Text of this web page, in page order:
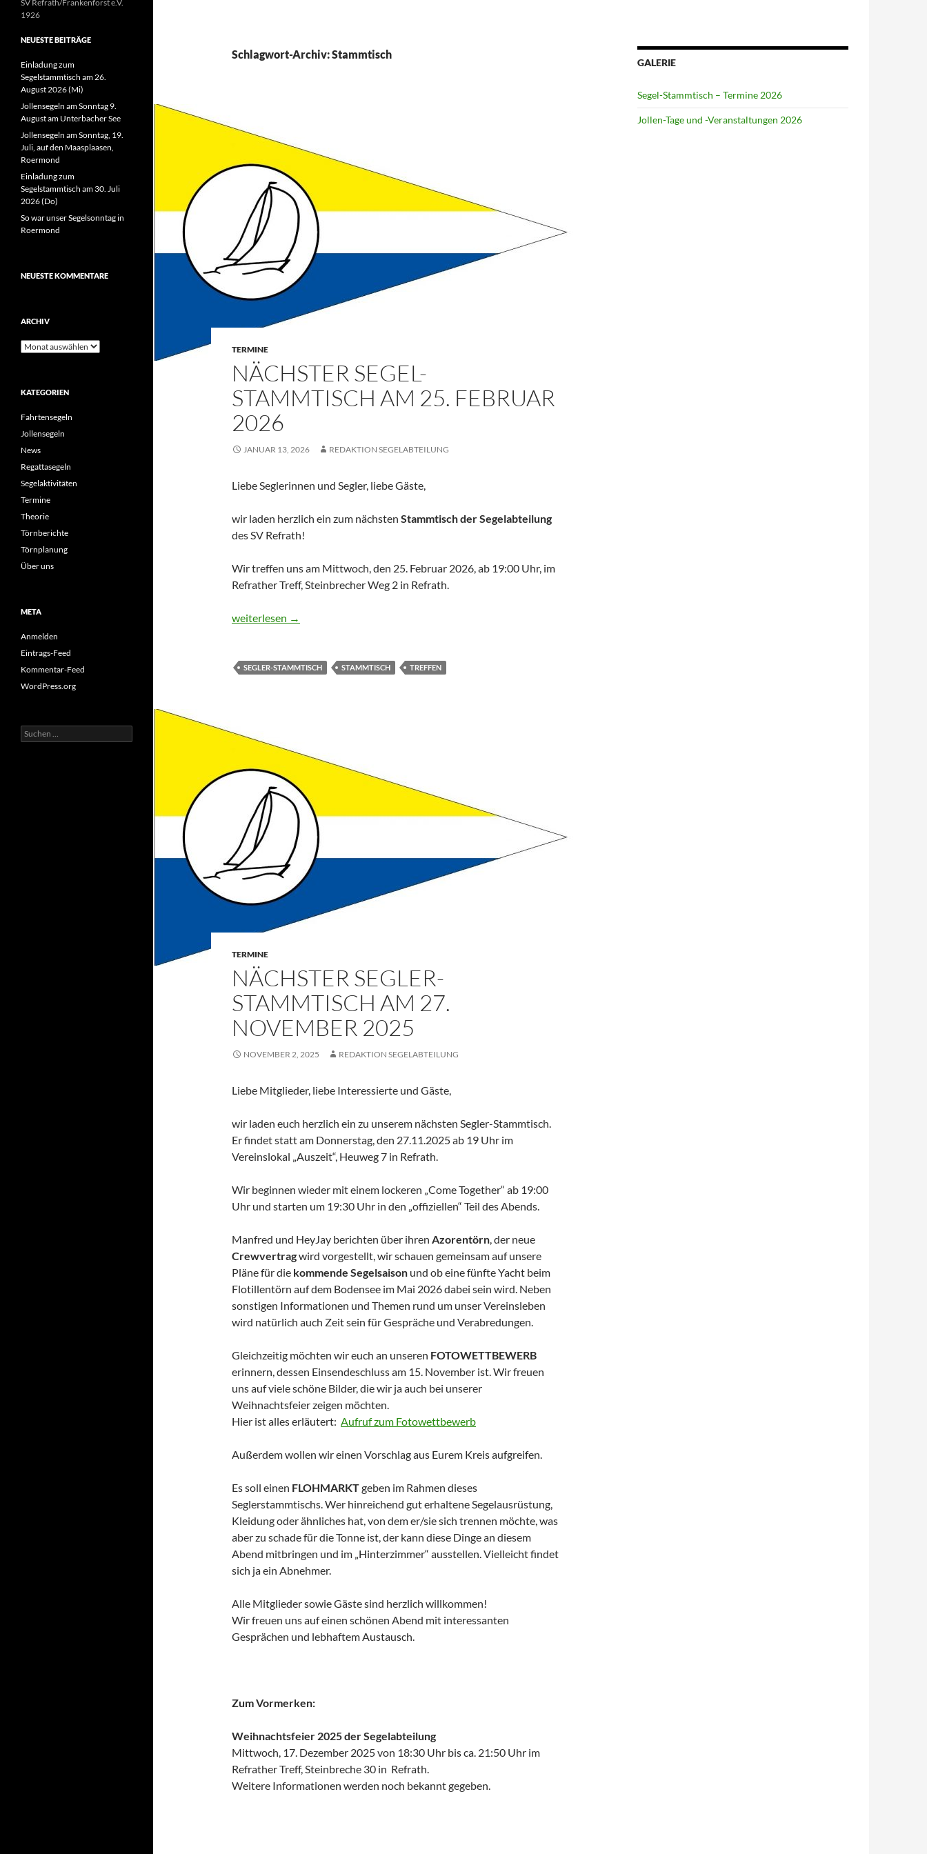
Schlagwort-Archiv: Stammtisch
TERMINE
NÄCHSTER SEGEL-
STAMMTISCH AM 25. FEBRUAR
2026
JANUAR 13, 2026 REDAKTION SEGELABTEILUNG
Liebe Seglerinnen und Segler, liebe Gäste,
wir laden herzlich ein zum nächsten Stammtisch der Segelabteilung
des SV Refrath!
Wir treffen uns am Mittwoch, den 25. Februar 2026, ab 19:00 Uhr, im
Refrather Treff, Steinbrecher Weg 2 in Refrath.
Nächster Segel-Stammtisch am 25. Februar 2026
weiterlesen →
SEGLER-STAMMTISCH STAMMTISCH TREFFEN
TERMINE
NÄCHSTER SEGLER-
STAMMTISCH AM 27.
NOVEMBER 2025
NOVEMBER 2, 2025 REDAKTION SEGELABTEILUNG
Liebe Mitglieder, liebe Interessierte und Gäste,
wir laden euch herzlich ein zu unserem nächsten Segler-Stammtisch.
Er findet statt am Donnerstag, den 27.11.2025 ab 19 Uhr im
Vereinslokal „Auszeit“, Heuweg 7 in Refrath.
Wir beginnen wieder mit einem lockeren „Come Together“ ab 19:00
Uhr und starten um 19:30 Uhr in den „offiziellen“ Teil des Abends.
Manfred und HeyJay berichten über ihren Azorentörn, der neue
Crewvertragwird vorgestellt, wir schauen gemeinsam auf unsere
Pläne für die kommende Segelsaison und ob eine fünfte Yacht beim
Flotillentörn auf dem Bodensee im Mai 2026 dabei sein wird. Neben
sonstigen Informationen und Themen rund um unser Vereinsleben
wird natürlich auch Zeit sein für Gespräche und Verabredungen.
Gleichzeitig möchten wir euch an unseren FOTOWETTBEWERB
erinnern, dessen Einsendeschluss am 15. November ist. Wir freuen
uns auf viele schöne Bilder, die wir ja auch bei unserer
Weihnachtsfeier zeigen möchten.
Hier ist alles erläutert: Aufruf zum Fotowettbewerb
Außerdem wollen wir einen Vorschlag aus Eurem Kreis aufgreifen.
Es soll einen FLOHMARKTgeben im Rahmen dieses
Seglerstammtischs. Wer hinreichend gut erhaltene Segelausrüstung,
Kleidung oder ähnliches hat, von dem er/sie sich trennen möchte, was
aber zu schade für die Tonne ist, der kann diese Dinge an diesem
Abend mitbringen und im „Hinterzimmer“ ausstellen. Vielleicht findet
sich ja ein Abnehmer.
Alle Mitglieder sowie Gäste sind herzlich willkommen!
Wir freuen uns auf einen schönen Abend mit interessanten
Gesprächen und lebhaftem Austausch.
Zum Vormerken:
Weihnachtsfeier 2025 der Segelabteilung
Mittwoch, 17. Dezember 2025 von 18:30 Uhr bis ca. 21:50 Uhr im
Refrather Treff, Steinbreche 30 in Refrath.
Weitere Informationen werden noch bekannt gegeben.
GALERIE
Segel-Stammtisch – Termine 2026
Jollen-Tage und -Veranstaltungen 2026
SV Refrath/Frankenforst e.V.
1926
NEUESTE BEITRÄGE
Einladung zum
Segelstammtisch am 26.
August 2026 (Mi)
Jollensegeln am Sonntag 9.
August am Unterbacher See
Jollensegeln am Sonntag, 19.
Juli, auf den Maasplaasen,
Roermond
Einladung zum
Segelstammtisch am 30. Juli
2026 (Do)
So war unser Segelsonntag in
Roermond
NEUESTE KOMMENTARE
ARCHIV
Archiv
KATEGORIEN
Fahrtensegeln
Jollensegeln
News
Regattasegeln
Segelaktivitäten
Termine
Theorie
Törnberichte
Törnplanung
Über uns
META
Anmelden
Eintrags-Feed
Kommentar-Feed
WordPress.org
Suchen
nach: